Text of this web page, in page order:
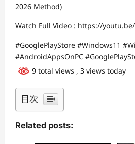
2026 Method)
Watch Full Video : https://youtu.be/
#GooglePlayStore #Windows11
#AndroidAppsOnPC
9 total views , 3 views today
目次
Related posts: